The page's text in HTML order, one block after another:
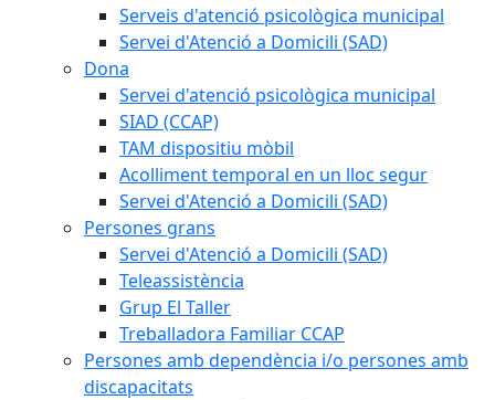
Serveis d'atenció psicològica municipal
Servei d'Atenció a Domicili (SAD)
Dona
Servei d'atenció psicològica municipal
SIAD (CCAP)
TAM dispositiu mòbil
Acolliment temporal en un lloc segur
Servei d'Atenció a Domicili (SAD)
Persones grans
Servei d'Atenció a Domicili (SAD)
Teleassistència
Grup El Taller
Treballadora Familiar CCAP
Persones amb dependència i/o persones amb
discapacitats